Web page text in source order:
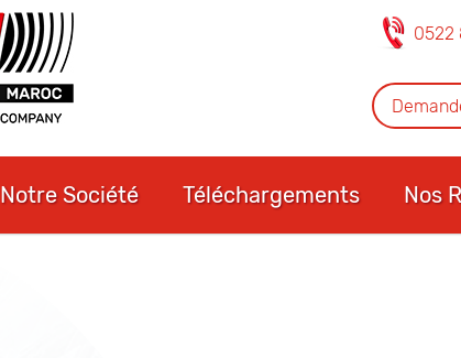
0522
Notre Société Téléchargements Nos